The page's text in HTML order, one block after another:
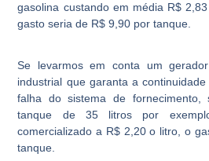
gasolina custando em média R$
gasto seria de R$ 9,90 por tanque.
Se levarmos em conta um
industrial que garanta a
falha do sistema de fornecimento,
tanque de 35 litros por
comercializado a R$ 2,20 o litro, o
tanque.